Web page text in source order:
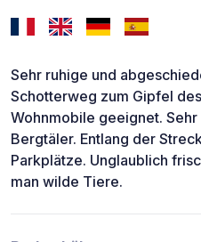
Sehr ruhige und
Schotterweg zum Gipfel
Wohnmobile geeignet.
Bergtäler. Entlang der
Parkplätze. Unglaublich
man wilde Tiere.